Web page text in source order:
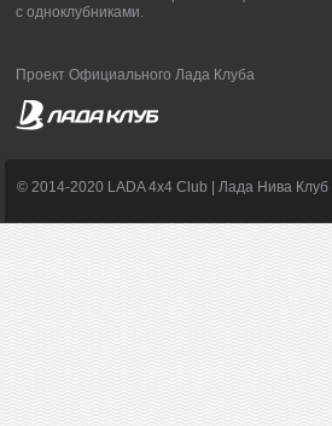
с одноклубниками.
Проект Официального Лада Клуба
© 2014-2020 LADA 4x4 Club | Лада Нива Клуб |